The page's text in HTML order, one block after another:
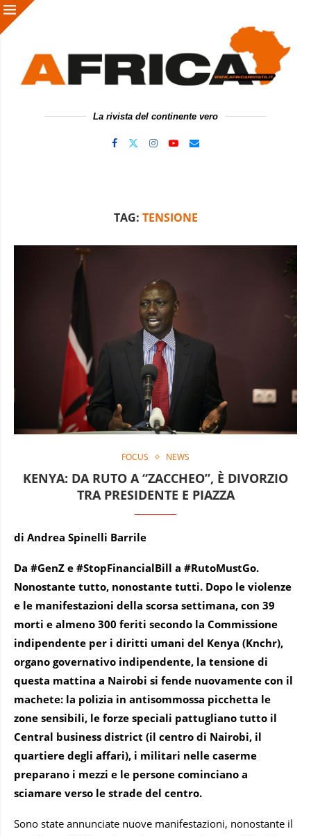
La rivista del continente vero
TAG: TENSIONE
FOCUS NEWS
KENYA: DA RUTO A “ZACCHEO”, È DIVORZIO
TRA PRESIDENTE E PIAZZA
di Andrea Spinelli Barrile
Da #GenZ e #StopFinancialBill a #RutoMustGo.
Nonostante tutto, nonostante tutti. Dopo le violenze
e le manifestazioni della scorsa settimana, con 39
morti e almeno 300 feriti secondo la Commissione
indipendente per i diritti umani del Kenya (Knchr),
organo governativo indipendente, la tensione di
questa mattina a Nairobi si fende nuovamente con il
machete: la polizia in antisommossa picchetta le
zone sensibili, le forze speciali pattugliano tutto il
Central business district (il centro di Nairobi, il
quartiere degli affari), i militari nelle caserme
preparano i mezzi e le persone cominciano a
sciamare verso le strade del centro.
Sono state annunciate nuove manifestazioni, nonostante il